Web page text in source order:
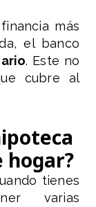
más
el banco
. Este no
cubre al
hogar?
tienes
varias